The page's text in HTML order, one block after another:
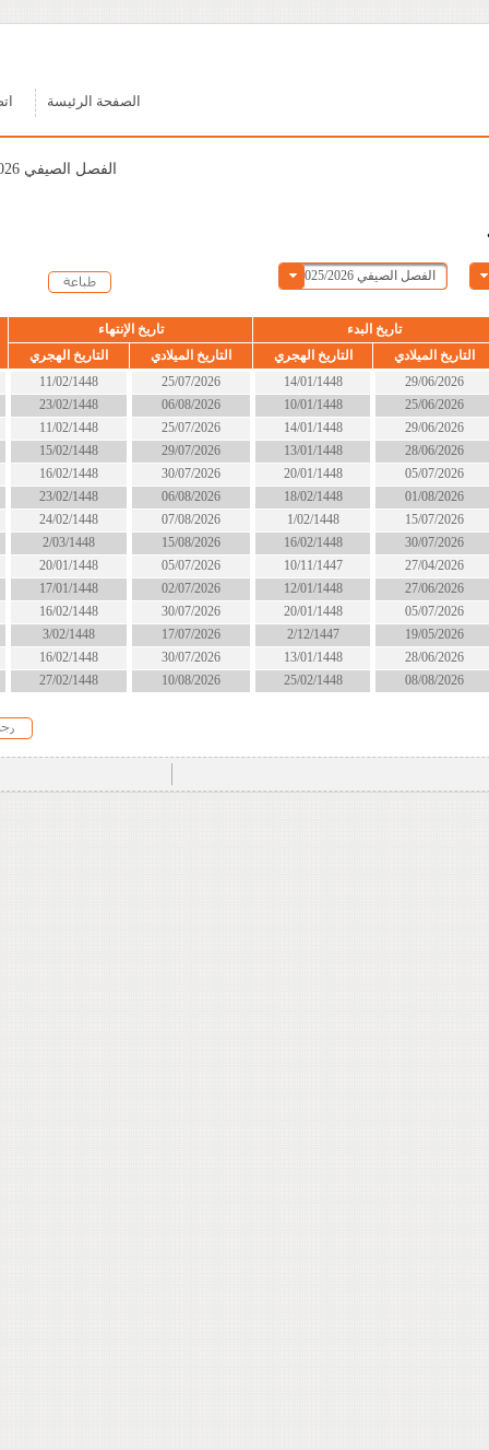
اتصل بنا
الحالة
التاريخ الهجري
التاريخ الميلادي
التاريخ الهجري
14/01/1448
10/01/1448
14/01/1448
13/01/1448
20/01/1448
18/02/1448
1/02/1448
16/02/1448
10/11/1447
12/01/1448
20/01/1448
2/12/1447
13/01/1448
25/02/1448
25/07/2026
06/08/2026
25/07/2026
29/07/2026
30/07/2026
06/08/2026
07/08/2026
15/08/2026
05/07/2026
02/07/2026
30/07/2026
17/07/2026
30/07/2026
10/08/2026
11/02/1448
23/02/1448
11/02/1448
15/02/1448
16/02/1448
23/02/1448
24/02/1448
2/03/1448
20/01/1448
17/01/1448
16/02/1448
3/02/1448
16/02/1448
27/02/1448